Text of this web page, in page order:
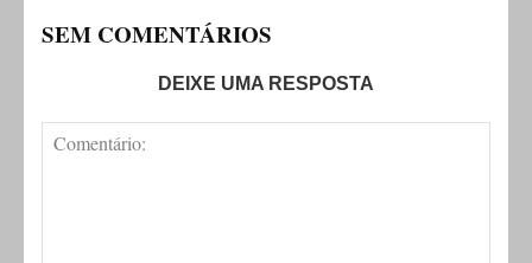
SEM COMENTÁRIOS
DEIXE UMA RESPOSTA